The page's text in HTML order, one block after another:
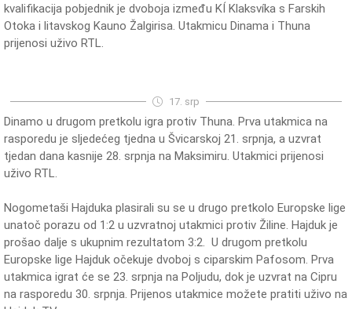
kvalifikacija pobjednik je dvoboja između KÍ Klaksvíka s Farskih
Otoka i litavskog Kauno Žalgirisa. Utakmicu Dinama i Thuna
prijenosi uživo RTL.
17. srp
Dinamo u drugom pretkolu igra protiv Thuna. Prva utakmica na
rasporedu je sljedećeg tjedna u Švicarskoj 21. srpnja, a uzvrat
tjedan dana kasnije 28. srpnja na Maksimiru. Utakmici prijenosi
uživo RTL.
Nogometaši Hajduka plasirali su se u drugo pretkolo Europske lige
unatoč porazu od 1:2 u uzvratnoj utakmici protiv Žiline. Hajduk je
prošao dalje s ukupnim rezultatom 3:2. U drugom pretkolu
Europske lige Hajduk očekuje dvoboj s ciparskim Pafosom. Prva
utakmica igrat će se 23. srpnja na Poljudu, dok je uzvrat na Cipru
na rasporedu 30. srpnja. Prijenos utakmice možete pratiti uživo na